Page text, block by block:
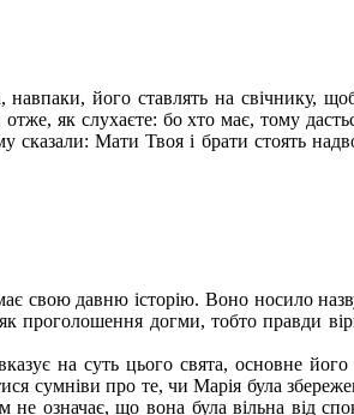
його ставлять на свічнику,
як слухаєте: бо хто має, тому
Мати Твоя і брати стоять
свою давню історію. Воно носило
проголошення догми, тобто правди
на суть цього свята, основне його
сумніви про те, чи Марія була
означає, що вона була вільна від